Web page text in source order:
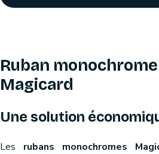
Ruban
Magicard
Une solution
Les rubans monochromes